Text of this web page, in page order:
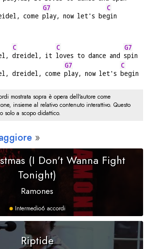
come
G7
play, now let's be
C
gin
C
dreidel, it
C
loves to dance and
G7
spin
dreidel, come
G7
play, now let's
C
begin
mostrata sopra è opera dell'autore come
insieme al relativo contenuto interattivo. Questo
solo a scopo didattico.
(I Don't Wanna Fight
Tonight)
Ramones
Intermedio6 accordi
Riptide